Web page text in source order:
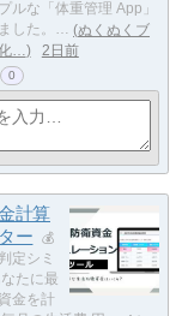
ルな「体重管理 App」
した。…
ぬくぬくブ
…
2日前
0
計算
ー
💰
定シミ
たに最
金を計